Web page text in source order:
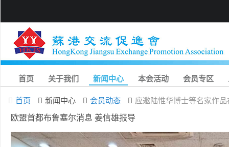
首页 关于我们 新闻中心 本会活动 会员专区
首页 新闻中心 会员动态
应邀陆惟华博士等名家作
欧盟首都布鲁塞尔消息 姜信雄报导